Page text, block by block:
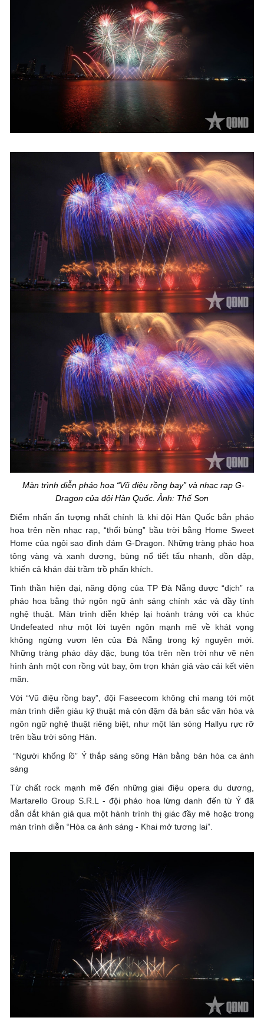
Màn trình diễn pháo hoa “Vũ điệu rồng bay” và nhạc rap G-
Dragon của đội Hàn Quốc. Ảnh: Thế Sơn
Điểm nhấn ấn tượng nhất chính là khi đội Hàn Quốc bắn pháo
hoa trên nền nhạc rap, “thổi bùng” bầu trời bằng Home Sweet
Home của ngôi sao đình đám G-Dragon. Những tràng pháo hoa
tông vàng và xanh dương, bùng nổ tiết tấu nhanh, dồn dập,
khiến cả khán đài trầm trồ phấn khích.
Tinh thần hiện đại, năng động của TP Đà Nẵng được “dịch” ra
pháo hoa bằng thứ ngôn ngữ ánh sáng chính xác và đầy tính
nghệ thuật. Màn trình diễn khép lại hoành tráng với ca khúc
Undefeated như một lời tuyên ngôn mạnh mẽ về khát vọng
không ngừng vươn lên của Đà Nẵng trong kỷ nguyên mới.
Những tràng pháo dày đặc, bung tỏa trên nền trời như vẽ nên
hình ảnh một con rồng vút bay, ôm trọn khán giả vào cái kết viên
mãn.
Với “Vũ điệu rồng bay”, đội Faseecom không chỉ mang tới một
màn trình diễn giàu kỹ thuật mà còn đậm đà bản sắc văn hóa và
ngôn ngữ nghệ thuật riêng biệt, như một làn sóng Hallyu rực rỡ
trên bầu trời sông Hàn.
“Người khổng lồ” Ý thắp sáng sông Hàn bằng bản hòa ca ánh
sáng
Từ chất rock mạnh mẽ đến những giai điệu opera du dương,
Martarello Group S.R.L - đội pháo hoa lừng danh đến từ Ý đã
dẫn dắt khán giả qua một hành trình thị giác đầy mê hoặc trong
màn trình diễn “Hòa ca ánh sáng - Khai mở tương lai”.